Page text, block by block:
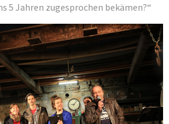
5 Jahren zugesprochen bekämen?“